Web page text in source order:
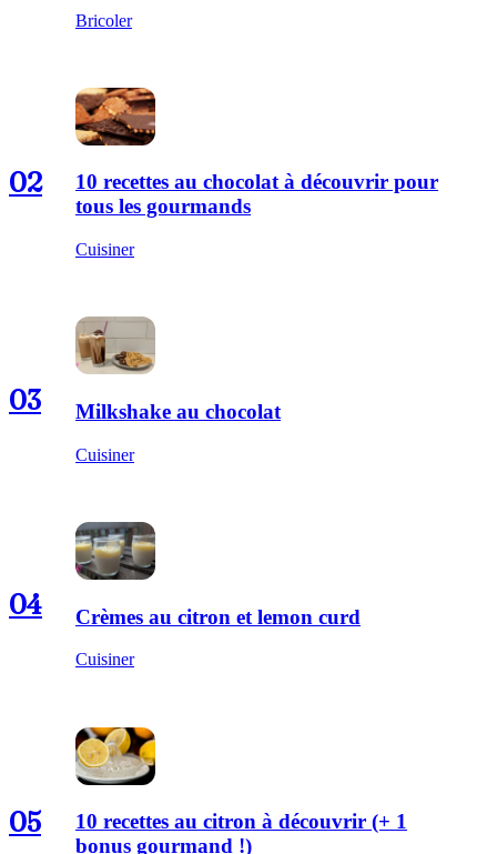
Bricoler
02
10 recettes au chocolat à découvrir pour
tous les gourmands
Cuisiner
03 Milkshake au chocolat
Cuisiner
04 Crèmes au citron et lemon curd
Cuisiner
05
10 recettes au citron à découvrir (+ 1
bonus gourmand !)